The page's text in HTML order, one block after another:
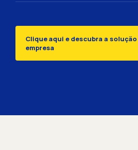
Clique aqui e descubra a
empresa